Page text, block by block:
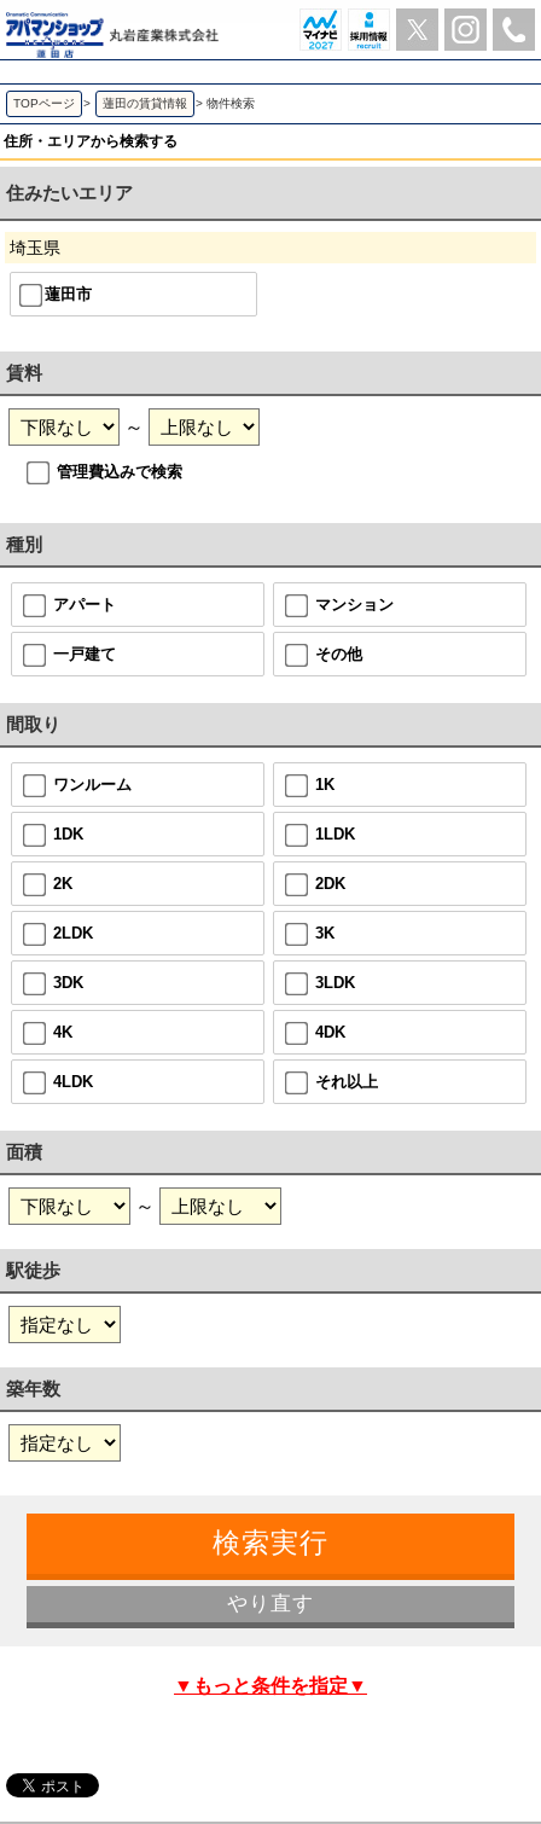
賃貸物件検索 | アパマンショップ蓮田店-丸岩産業株式会社-
TOPページ > 蓮田の賃貸情報 > 物件検索
住所・エリアから検索する
住みたいエリア
埼玉県
蓮田市
賃料
～
管理費込みで検索
種別
アパート マンション
一戸建て その他
間取り
ワンルーム 1K
1DK 1LDK
2K 2DK
2LDK 3K
3DK 3LDK
4K 4DK
4LDK それ以上
面積
～
駅徒歩
築年数
▼もっと条件を指定▼